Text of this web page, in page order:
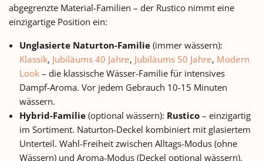
Wasser verdampft im heißen
Backofen kontrolliert und erzeugt
Speisen besonders saftig macht.
Diese Tonbäcker-Methode ist seit
1967 das Geheimnis des
Römertopfs – und der Grund,
warum viele Bräter in deutschen
Haushalten seit Jahrzehnten
täglich im Einsatz sind. Wer einen
pflegeleichteren, glasierten
Tonbräter sucht, findet im
Wasser verdampft im
Speisen besonders saftig
Diese Tonbäcker-Methode ist
1967 das Geheimnis des
Römertopfs – und der
Haushalten seit
täglich im Einsatz sind. Wer
pflegeleichteren,
Tonbräter sucht, findet im
abgegrenzte Material-Familien – der Rustico nimmt eine
einzigartige Position ein:
Unglasierte Naturton-Familie (immer wässern):
Klassik, Jubiläums 40 Jahre, Jubiläums 50 Jahre, Modern
Look – die klassische Wässer-Familie für intensives
Dampf-Aroma. Vor jedem Gebrauch 10-15 Minuten
wässern.
Hybrid-Familie (optional wässern): Rustico – einzigartig
im Sortiment. Naturton-Deckel kombiniert mit glasiertem
Unterteil. Wahl-Freiheit zwischen Alltags-Modus (ohne
Wässern) und Aroma-Modus (Deckel optional wässern).